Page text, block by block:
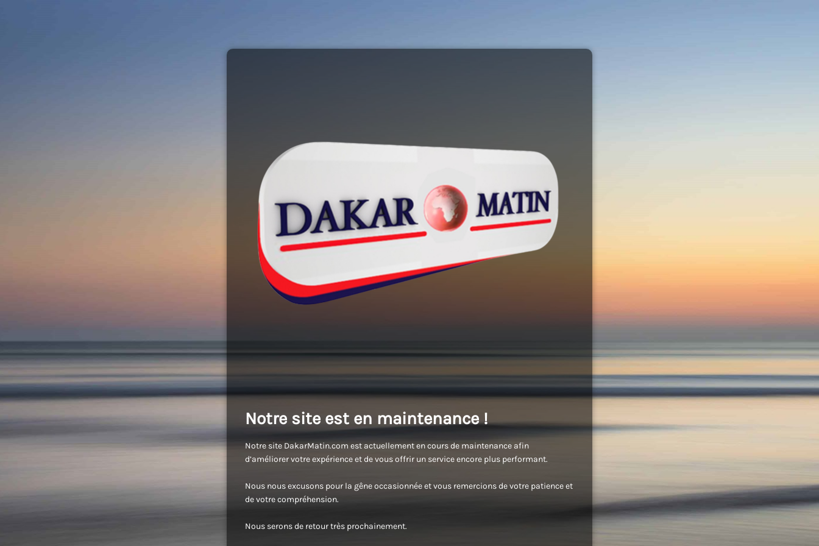
Notre site est en maintenance !
Notre site DakarMatin.com est actuellement en cours de maintenance afin
d’améliorer votre expérience et de vous offrir un service encore plus performant.
Nous nous excusons pour la gêne occasionnée et vous remercions de votre patience et
de votre compréhension.
Nous serons de retour très prochainement.